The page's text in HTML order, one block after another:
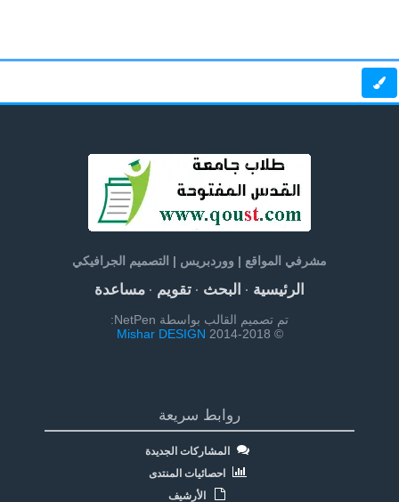
مشرفي المواقع | ووردبريس | التصميم الجرافيكي
الرئيسية· البحث· تقويم· مساعدة
تم تصميم القالب بواسطة NetPen:
© 2014-2018
Mishar DESIGN
روابط سريعة
المشاركات الجديدة
احصائيات المنتدى
الأرشيف